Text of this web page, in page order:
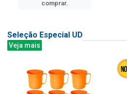
comprar.
Seleção Especial UD
Veja mais